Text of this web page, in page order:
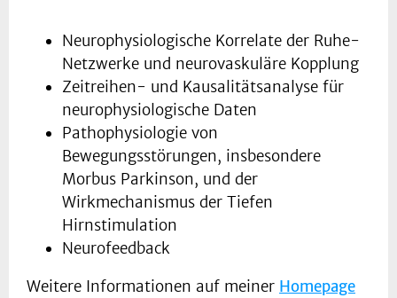
Neurophysiologische Korrelate der Ruhe-
Netzwerke und neurovaskuläre Kopplung
Zeitreihen- und Kausalitätsanalyse für
neurophysiologische Daten
Pathophysiologie von
Bewegungsstörungen, insbesondere
Morbus Parkinson, und der
Wirkmechanismus der Tiefen
Hirnstimulation
Neurofeedback
Weitere Informationen auf meiner Homepage